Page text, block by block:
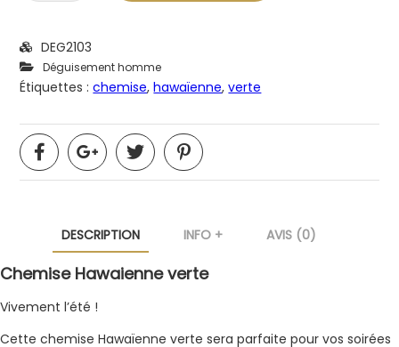
DEG2103
Déguisement homme
Étiquettes :chemise,hawaïenne,verte
DESCRIPTION INFO + AVIS (0)
Chemise Hawaienne verte
Vivement l’été !
Cette chemise Hawaïenne verte sera parfaite pour vos soirées